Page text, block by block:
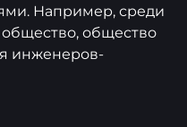
Например, среди
общество
инженеров-